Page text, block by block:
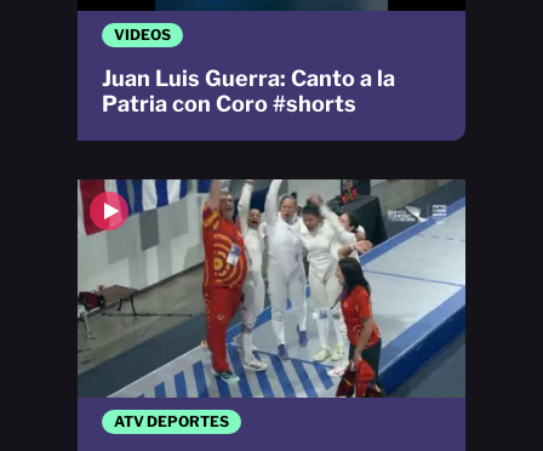
VIDEOS
Juan Luis Guerra: Canto a la
Patria con Coro #shorts
ATV DEPORTES